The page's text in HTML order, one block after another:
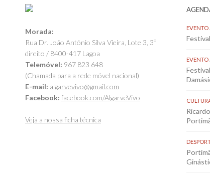
Morada:
Rua Dr. João António Silva Vieira, Lote 3, 3º
direito / 8400-417 Lagoa
Telemóvel: 967 823 648
(Chamada para a rede móvel nacional)
E-mail: algarvevivo@gmail.com
Facebook: facebook.com/AlgarveVivo
Veja a nossa ficha técnica
EVENTO
EVENTO